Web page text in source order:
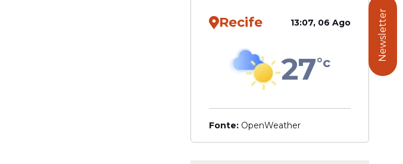
Recife 13:07, 06 Ago
27°c
Fonte: OpenWeather
Newsletter